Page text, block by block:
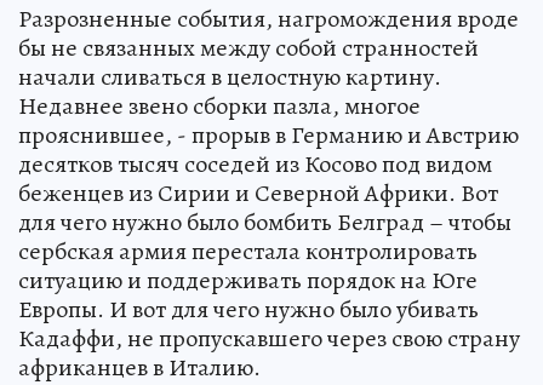
Разрозненные события, нагромождения вроде
бы не связанных между собой странностей
начали сливаться в целостную картину.
Недавнее звено сборки пазла, многое
прояснившее, - прорыв в Германию и Австрию
десятков тысяч соседей из Косово под видом
беженцев из Сирии и Северной Африки. Вот
для чего нужно было бомбить Белград – чтобы
сербская армия перестала контролировать
ситуацию и поддерживать порядок на Юге
Европы. И вот для чего нужно было убивать
Кадаффи, не пропускавшего через свою страну
африканцев в Италию.